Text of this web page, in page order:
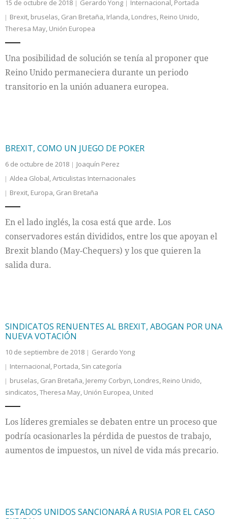
15 de octubre de 2018 Gerardo Yong Internacional , Portada
Brexit, bruselas, Gran Bretaña, Irlanda, Londres, Reino Unido,
Theresa May, Unión Europea
Una posibilidad de solución se tenía al proponer que
Reino Unido permaneciera durante un periodo
transitorio en la unión aduanera europea.
BREXIT, COMO UN JUEGO DE POKER
6 de octubre de 2018
Joaquín Perez
Aldea Global,Articulistas Internacionales
Brexit, Europa, Gran Bretaña
En el lado inglés, la cosa está que arde. Los
conservadores están divididos, entre los que apoyan el
Brexit blando (May-Chequers) y los que quieren la
salida dura.
SINDICATOS RENUENTES AL BREXIT, ABOGAN POR UNA
NUEVA VOTACIÓN
10 de septiembre de 2018
Gerardo Yong
Internacional, Portada, Sin categoría
bruselas, Gran Bretaña, Jeremy Corbyn, Londres, Reino Unido,
sindicatos,Theresa May, Unión Europea, United
Los líderes gremiales se debaten entre un proceso que
podría ocasionarles la pérdida de puestos de trabajo,
aumentos de impuestos, un nivel de vida más precario.
ESTADOS UNIDOS SANCIONARÁ A RUSIA POR EL CASO